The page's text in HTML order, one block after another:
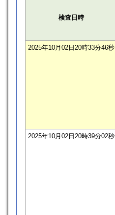
検査日時
2025年10月02日20時33分46秒
2025年10月02日20時39分02秒